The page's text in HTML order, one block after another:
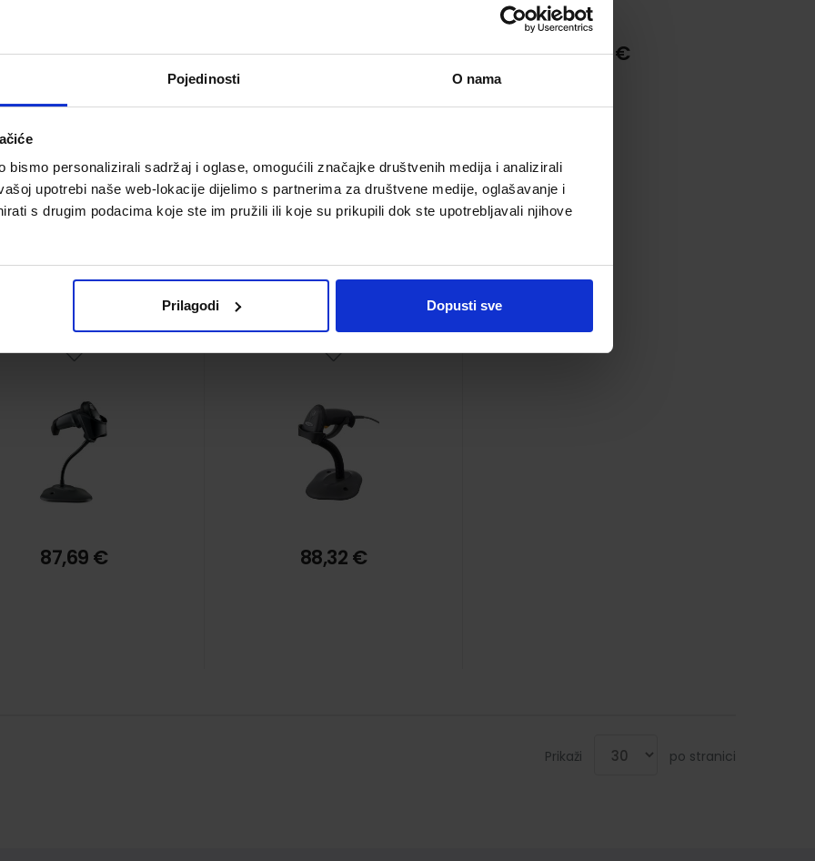
Pojedinosti O nama
bismo personalizirali sadržaj i oglase, omogućili značajke društvenih medija i analizirali
upotrebi naše web-lokacije dijelimo s partnerima za društvene medije, oglašavanje i
s drugim podacima koje ste im pružili ili koje su prikupili dok ste upotrebljavali njihove
Prilagodi Dopusti sve
102,90 € 60,97 € 124,35 €
čitač + stalak,
87,69 €
barcode čitač + stalak,
88,32 €
Prikaži po stranici